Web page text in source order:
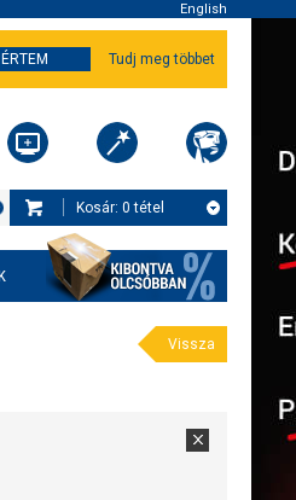
English
ÉRTEM Tudj meg többet
Kosár: 0 tétel
Vissza